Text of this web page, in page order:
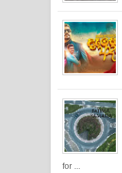
for ...